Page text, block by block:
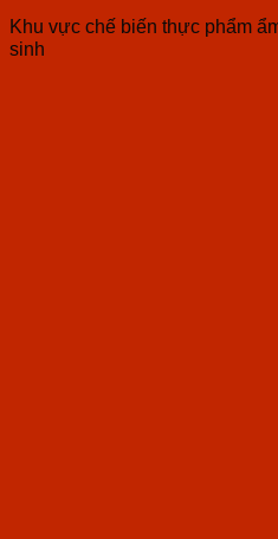
Khu vực chế biến thực phẩm
sinh